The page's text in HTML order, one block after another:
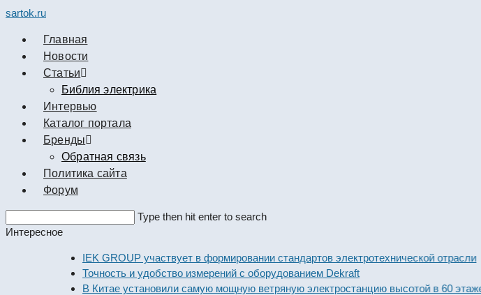
sartok.ru
Главная
Новости
Cтатьи
Библия электрика
Интервью
Каталог портала
Бренды
Обратная связь
Политика сайта
Форум
this
Type then hit enter to search
Интересное
IEK GROUP участвует в формировании стандартов электротехнической отрасли
Точность и удобство измерений с оборудованием Dekraft
В Китае установили самую мощную ветряную электростанцию высотой в 60 этажей